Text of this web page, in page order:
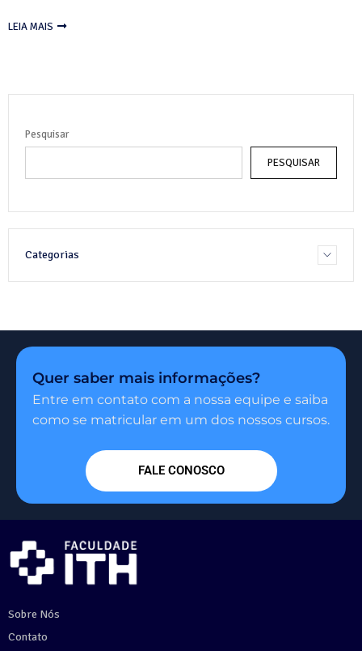
LEIA MAIS
Pesquisar
PESQUISAR
Categorias
Quer saber mais informações?
Entre em contato com a nossa equipe e saiba
como se matricular em um dos nossos cursos.
FALE CONOSCO
Sobre Nós
Contato